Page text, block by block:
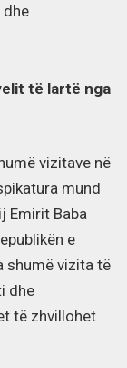
të lartë nga
vizitave në
mund
Emirit Baba
e
shumë vizita të
dhe
të zhvillohet